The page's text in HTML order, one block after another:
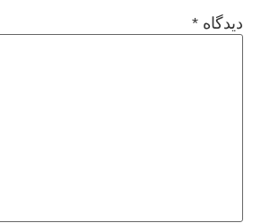
دیدگاه *